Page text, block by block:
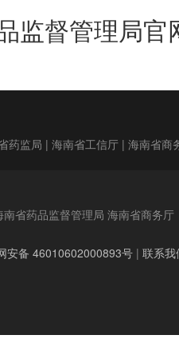
监督管理局官
药监局 | 海南省工信厅 | 海南省商
省药品监督管理局 海南省商务厅
安备 46010602000893号 | 联系我